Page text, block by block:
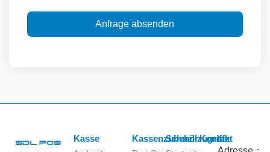
Anfrage absenden
Kasse KassenzubehörSchnellzugriffe
Kontakt